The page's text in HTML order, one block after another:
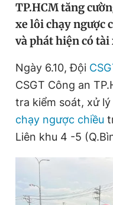
Video
Sản phẩm khác
Tiện ích
Thông tin tòa soạn
TP.HCM tăng
xe lôi chạy ngược
và phát hiện có
Ngày 6.10, Đội
CSGT Công an
tra kiểm soát, xử
chạy ngược chiều
Liên khu 4 -5